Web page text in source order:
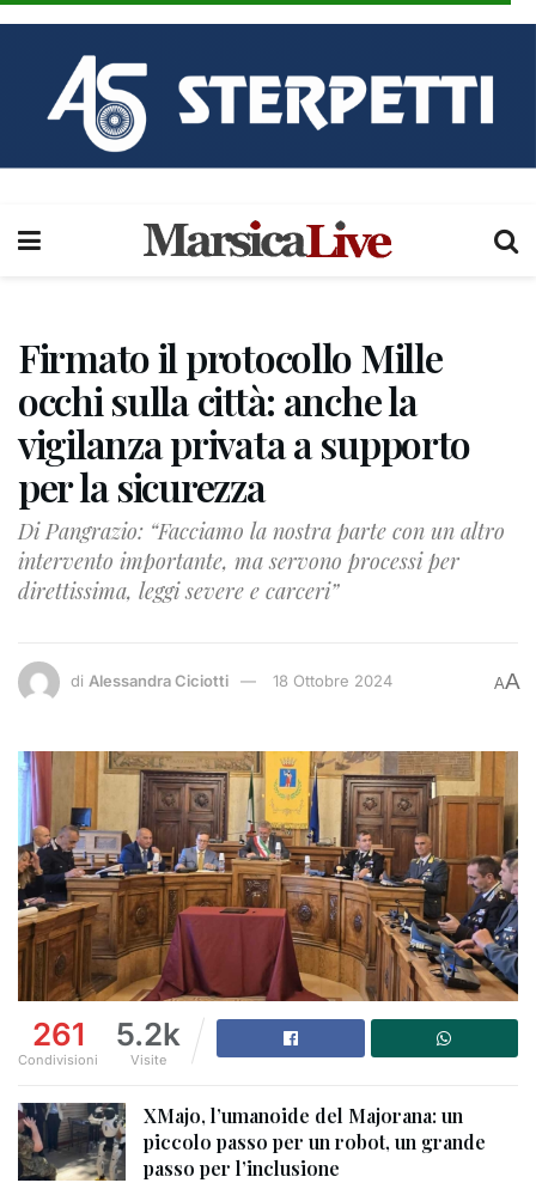
Firmato il protocollo Mille
occhi sulla città: anche la
vigilanza privata a supporto
per la sicurezza
Di Pangrazio: “Facciamo la nostra parte con un altro
intervento importante, ma servono processi per
direttissima, leggi severe e carceri”
di Alessandra Ciciotti 18 Ottobre 2024 AA
261
Condivisioni
5.2k
Visite
XMajo, l’umanoide del Majorana: un
piccolo passo per un robot, un grande
passo per l’inclusione